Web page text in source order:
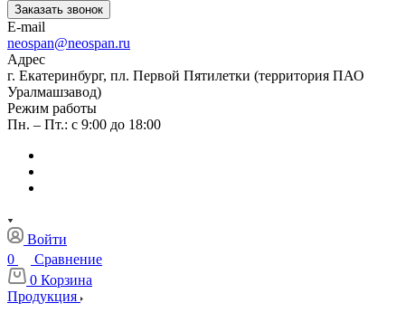
Заказать звонок
E-mail
neospan@neospan.ru
Адрес
г. Екатеринбург, пл. Первой Пятилетки (территория ПАО
Уралмашзавод)
Режим работы
Пн. – Пт.: с 9:00 до 18:00
Войти
0
Сравнение
0 Корзина
Продукция